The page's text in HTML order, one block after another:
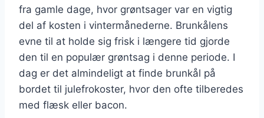
fra gamle dage, hvor grøntsager var en vigtig
del af kosten i vintermånederne. Brunkålens
evne til at holde sig frisk i længere tid gjorde
den til en populær grøntsag i denne periode. I
dag er det almindeligt at finde brunkål på
bordet til julefrokoster, hvor den ofte tilberedes
med flæsk eller bacon.